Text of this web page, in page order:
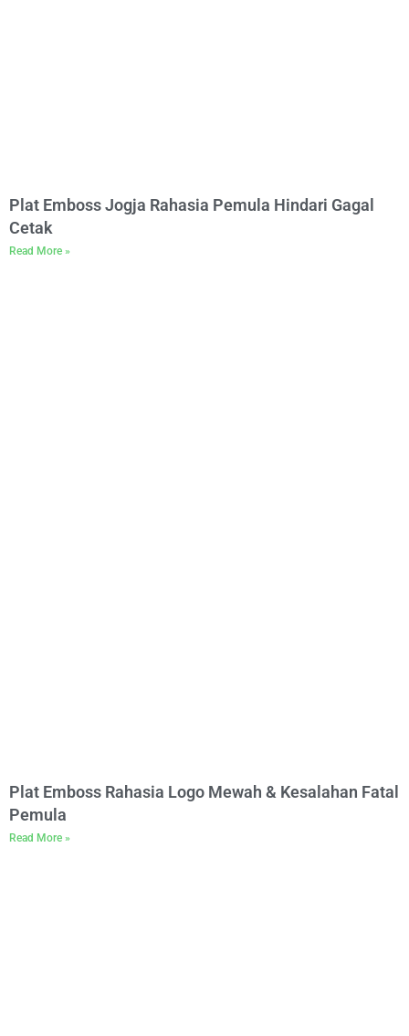
Plat Emboss Jogja Rahasia Pemula Hindari Gagal
Cetak
Read More »
Plat Emboss Rahasia Logo Mewah & Kesalahan Fatal
Pemula
Read More »